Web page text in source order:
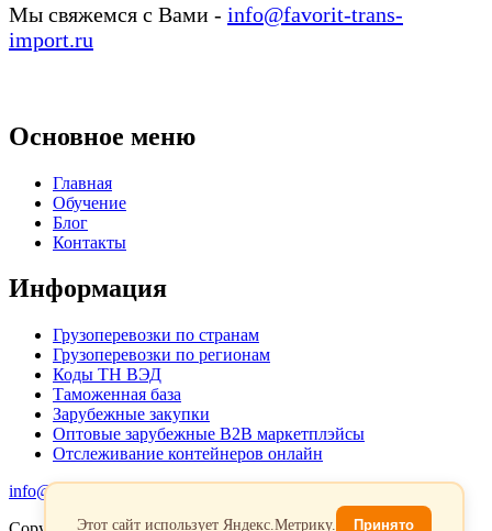
Мы свяжемся с Вами - info@favorit-trans-
import.ru
Основное меню
Главная
Обучение
Блог
Контакты
Информация
Грузоперевозки по странам
Грузоперевозки по регионам
Коды ТН ВЭД
Таможенная база
Зарубежные закупки
Оптовые зарубежные B2B маркетплэйсы
Отслеживание контейнеров онлайн
info@favorit-trans-import.ru
Этот сайт использует Яндекс.Метрику. Принято